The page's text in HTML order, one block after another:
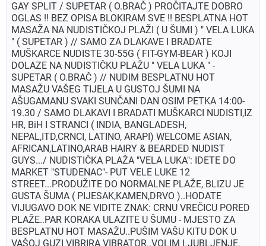
GAY SPLIT / SUPETAR ( O.BRAČ ) PROČITAJTE DOBRO
OGLAS !! BEZ OPISA BLOKIRAM SVE !! BESPLATNA HOT
MASAŽA NA NUDISTIČKOJ PLAŽI ( U ŠUMI ) " VELA LUKA
" ( SUPETAR ) // SAMO ZA DLAKAVE I BRADATE
MUŠKARCE NUDISTE 30-55G ( FIT-GYM-BEAR ) KOJI
DOLAZE NA NUDISTIČKU PLAŽU " VELA LUKA " -
SUPETAR ( O.BRAČ ) // NUDIM BESPLATNU HOT
MASAŽU VAŠEG TIJELA U GUSTOJ ŠUMI NA
AŠUGAMANU SVAKI SUNČANI DAN OSIM PETKA 14:00-
19.30 / SAMO DLAKAVI I BRADATI MUŠKARCI NUDISTI,IZ
HR, BiH I STRANCI ( INDIA, BANGLADESH,
NEPAL,ITD,CRNCI, LATINO, ARAPI) WELCOME ASIAN,
AFRICAN,LATINO,ARAB HAIRY & BEARDED NUDIST
GUYS.../ NUDISTIČKA PLAŽA "VELA LUKA": IDETE DO
MARKET "STUDENAC"- PUT VELE LUKE 12
STREET...PRODUŽITE DO NORMALNE PLAŽE, BLIZU JE
GUSTA ŠUMA ( PIJESAK,KAMEN,DRVO )..HODATE
VIJUGAVO DOK NE VIDITE ZNAK: CRNU VREČICU PORED
PLAŽE..PAR KORAKA ULAZITE U ŠUMU - MJESTO ZA
BESPLATNU HOT MASAŽU..PUŠIM VAŠU KITU DOK U
VAŠOJ GUZI VIBRIRA VIBRATOR..VOLIM LJUBLJENJE,